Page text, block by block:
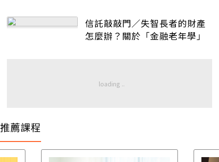
信託敲敲門／失智長者的財產
怎麼辦？關於「金融老年學」
推薦課程